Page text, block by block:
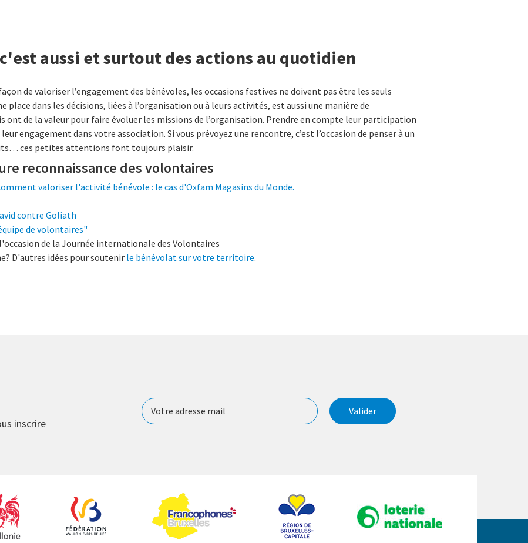
aussi et surtout des actions au quotidien
de valoriser l’engagement des bénévoles, les occasions festives ne doivent pas être les seuls
place dans les décisions, liées à l’organisation ou à leurs activités, est aussi une manière de
ont de la valeur pour faire évoluer les missions de l’organisation. Prendre en compte leur participation
engagement dans votre association. Si vous prévoyez une rencontre, c’est l’occasion de penser à un
ces petites attentions font toujours plaisir.
reconnaissance des volontaires
valoriser l'activité bénévole : le cas d'Oxfam Magasins du Monde.
contre Goliath
de volontaires"
de la Journée internationale des Volontaires
D'autres idées pour soutenir le bénévolat sur votre territoire.
inscrire
Valider